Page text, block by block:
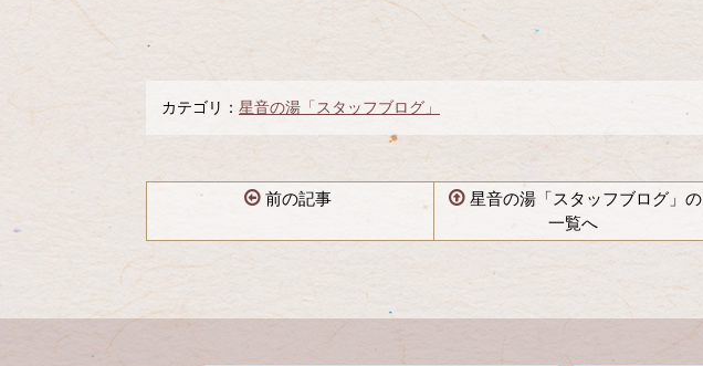
カテゴリ： 星音の湯「スタッフブログ」
前の記事
星音の湯「スタッフブログ」の
一覧へ
ン
の